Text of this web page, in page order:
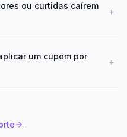
ou curtidas caírem
+
um cupom por
+
.